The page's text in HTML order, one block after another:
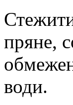
пряне,
води.